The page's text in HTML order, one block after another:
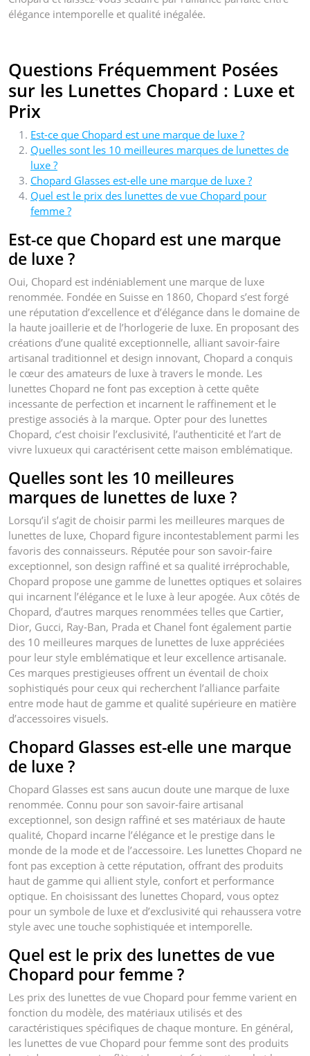
élégance intemporelle et qualité inégalée.
Questions Fréquemment Posées
sur les Lunettes Chopard : Luxe et
Prix
Est-ce que Chopard est une marque de luxe ?
Quelles sont les 10 meilleures marques de lunettes de
luxe ?
Chopard Glasses est-elle une marque de luxe ?
Quel est le prix des lunettes de vue Chopard pour
femme ?
Est-ce que Chopard est une marque
de luxe ?
Oui, Chopard est indéniablement une marque de luxe
renommée. Fondée en Suisse en 1860, Chopard s’est forgé
une réputation d’excellence et d’élégance dans le domaine de
la haute joaillerie et de l’horlogerie de luxe. En proposant des
créations d’une qualité exceptionnelle, alliant savoir-faire
artisanal traditionnel et design innovant, Chopard a conquis
le cœur des amateurs de luxe à travers le monde. Les
lunettes Chopard ne font pas exception à cette quête
incessante de perfection et incarnent le raffinement et le
prestige associés à la marque. Opter pour des lunettes
Chopard, c’est choisir l’exclusivité, l’authenticité et l’art de
vivre luxueux qui caractérisent cette maison emblématique.
Quelles sont les 10 meilleures
marques de lunettes de luxe ?
Lorsqu’il s’agit de choisir parmi les meilleures marques de
lunettes de luxe, Chopard figure incontestablement parmi les
favoris des connaisseurs. Réputée pour son savoir-faire
exceptionnel, son design raffiné et sa qualité irréprochable,
Chopard propose une gamme de lunettes optiques et solaires
qui incarnent l’élégance et le luxe à leur apogée. Aux côtés de
Chopard, d’autres marques renommées telles que Cartier,
Dior, Gucci, Ray-Ban, Prada et Chanel font également partie
des 10 meilleures marques de lunettes de luxe appréciées
pour leur style emblématique et leur excellence artisanale.
Ces marques prestigieuses offrent un éventail de choix
sophistiqués pour ceux qui recherchent l’alliance parfaite
entre mode haut de gamme et qualité supérieure en matière
d’accessoires visuels.
Chopard Glasses est-elle une marque
de luxe ?
Chopard Glasses est sans aucun doute une marque de luxe
renommée. Connu pour son savoir-faire artisanal
exceptionnel, son design raffiné et ses matériaux de haute
qualité, Chopard incarne l’élégance et le prestige dans le
monde de la mode et de l’accessoire. Les lunettes Chopard ne
font pas exception à cette réputation, offrant des produits
haut de gamme qui allient style, confort et performance
optique. En choisissant des lunettes Chopard, vous optez
pour un symbole de luxe et d’exclusivité qui rehaussera votre
style avec une touche sophistiquée et intemporelle.
Quel est le prix des lunettes de vue
Chopard pour femme ?
Les prix des lunettes de vue Chopard pour femme varient en
fonction du modèle, des matériaux utilisés et des
caractéristiques spécifiques de chaque monture. En général,
les lunettes de vue Chopard pour femme sont des produits